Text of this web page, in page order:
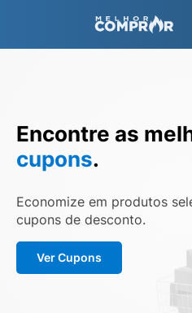
Encontre as
cupons.
Economize em produtos
cupons de desconto.
Ver Cupons